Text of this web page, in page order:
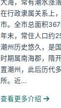
大海，常有潮水涨落
在行政隶属关系上
市。全市总面积
年末，常住人口约
潮州历史悠久，是
时期属南海郡，隋
置潮州，此后历代
所。近...
查看更多介绍